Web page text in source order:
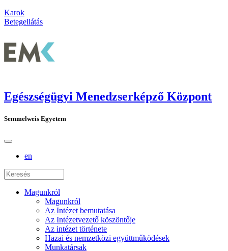
Karok
Betegellátás
Egészségügyi Menedzserképző Központ
Semmelweis Egyetem
en
Magunkról
Magunkról
Az Intézet bemutatása
Az Intézetvezető köszöntője
Az intézet története
Hazai és nemzetközi együttműködések
Munkatársak